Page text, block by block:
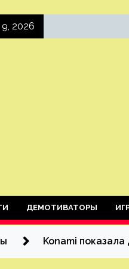
2026
ДЕМОТИВАТОРЫ
Konami